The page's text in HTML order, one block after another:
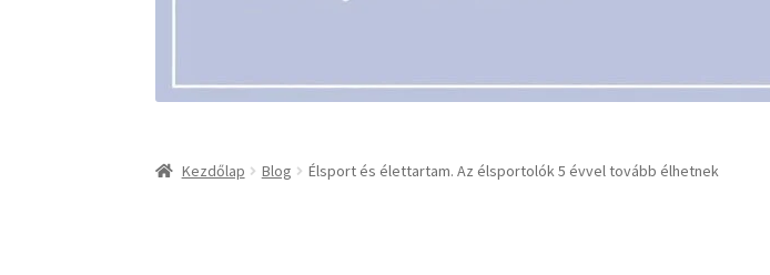
Kezdőlap Blog Élsport és élettartam. Az élsportolók 5 évvel tovább élhetnek